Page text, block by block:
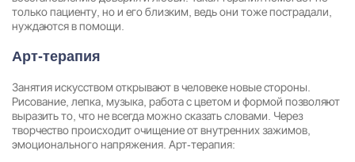
только пациенту, но и его близким, ведь они тоже пострадали,
нуждаются в помощи.
Арт-терапия
Занятия искусством открывают в человеке новые стороны.
Рисование, лепка, музыка, работа с цветом и формой позволяют
выразить то, что не всегда можно сказать словами. Через
творчество происходит очищение от внутренних зажимов,
эмоционального напряжения. Арт-терапия: